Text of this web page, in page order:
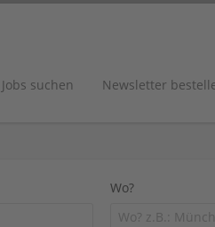
Jobs suchen Newsletter
Wo?